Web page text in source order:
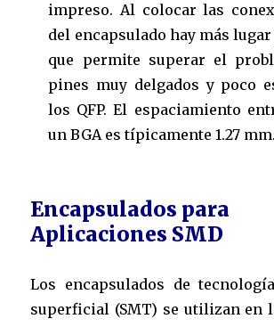
impreso. Al colocar las
del encapsulado hay más
que permite superar el
pines muy delgados y poco
los QFP. El espaciamiento
un BGA es típicamente 1.27 mm.
Encapsulados para
Aplicaciones SMD
Los encapsulados de
superficial (SMT) se utilizan en